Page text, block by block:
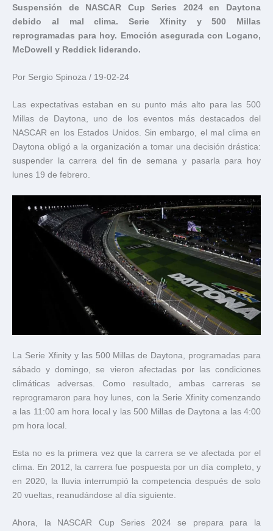
Suspensión de NASCAR Cup Series 2024 en Daytona
debido al mal clima. Serie Xfinity y 500 Millas
reprogramadas para hoy. Emoción asegurada con Logano,
McDowell y Reddick liderando.
Por Sergio Spinoza / 19-02-24
Las expectativas estaban en su punto más alto para las 500
Millas de Daytona, uno de los eventos más destacados del
NASCAR en los Estados Unidos. Sin embargo, el mal clima en
Daytona obligó a la organización a tomar una decisión drástica:
suspender la carrera del fin de semana y pasarla para hoy
lunes 19 de febrero.
La Serie Xfinity y las 500 Millas de Daytona, programadas para
sábado y domingo, se vieron afectadas por las condiciones
climáticas adversas. Como resultado, ambas carreras se
reprogramaron para hoy lunes, con la Serie Xfinity comenzando
a las 11:00 am hora local y las 500 Millas de Daytona a las 4:00
pm hora local.
Esta no es la primera vez que la carrera se ve afectada por el
clima. En 2012, la carrera fue pospuesta por un día completo, y
en 2020, la lluvia interrumpió la competencia después de solo
20 vueltas, reanudándose al día siguiente.
Ahora, la NASCAR Cup Series 2024 se prepara para la